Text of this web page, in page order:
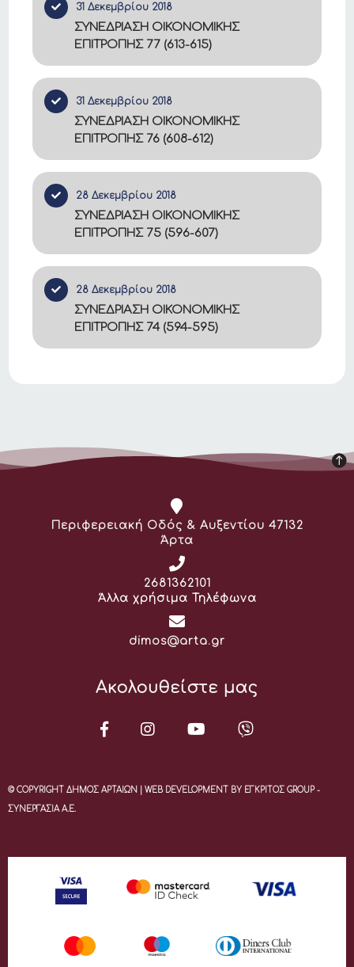
31 Δεκεμβρίου 2018
ΣΥΝΕΔΡΙΑΣΗ ΟΙΚΟΝΟΜΙΚΗΣ
ΕΠΙΤΡΟΠΗΣ 77 (613-615)
31 Δεκεμβρίου 2018
ΣΥΝΕΔΡΙΑΣΗ ΟΙΚΟΝΟΜΙΚΗΣ
ΕΠΙΤΡΟΠΗΣ 76 (608-612)
28 Δεκεμβρίου 2018
ΣΥΝΕΔΡΙΑΣΗ ΟΙΚΟΝΟΜΙΚΗΣ
ΕΠΙΤΡΟΠΗΣ 75 (596-607)
28 Δεκεμβρίου 2018
ΣΥΝΕΔΡΙΑΣΗ ΟΙΚΟΝΟΜΙΚΗΣ
ΕΠΙΤΡΟΠΗΣ 74 (594-595)
Διεύθυνση:
Περιφερειακή Οδός & Αυξεντίου 47132
Άρτα
Τηλέφωνο:
2681362101
Άλλα χρήσιμα Τηλέφωνα
Email:
dimos@arta.gr
Ακολουθείστε μας
© COPYRIGHT ΔΗΜΟΣ ΑΡΤΑΙΩΝ | WEB DEVELOPMENT BY ΕΓΚΡΙΤΟΣ GROUP -
ΣΥΝΕΡΓΑΣΙΑ Α.Ε.